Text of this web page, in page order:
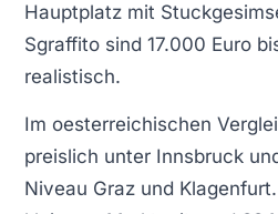
Hauptplatz mit
Sgraffito sind 17.000 Euro
realistisch.
Im oesterreichischen
preislich unter Innsbruck
Niveau Graz und